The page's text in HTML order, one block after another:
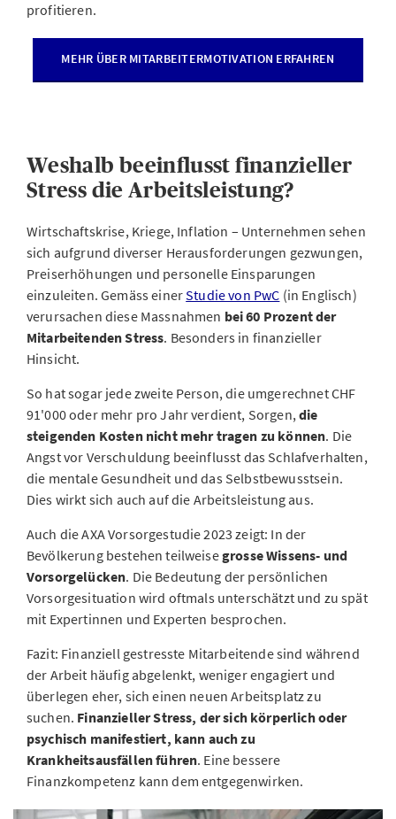
profitieren.
MEHR ÜBER MITARBEITERMOTIVATION ERFAHREN
Weshalb beeinflusst finanzieller
Stress die Arbeitsleistung?
Wirtschaftskrise, Kriege, Inflation – Unternehmen sehen
sich aufgrund diverser Herausforderungen gezwungen,
Preiserhöhungen und personelle Einsparungen
einzuleiten. Gemäss einerStudie von PwC (in Englisch)
verursachen diese Massnahmen bei 60 Prozent der
Mitarbeitenden Stress. Besonders in finanzieller
Hinsicht.
So hat sogar jede zweite Person, die umgerechnet CHF
91'000 oder mehr pro Jahr verdient, Sorgen,die
steigenden Kosten nicht mehr tragen zu können. Die
Angst vor Verschuldung beeinflusst das Schlafverhalten,
die mentale Gesundheit und das Selbstbewusstsein.
Dies wirkt sich auch auf die Arbeitsleistung aus.
Auch die AXA Vorsorgestudie 2023 zeigt: In der
Bevölkerung bestehen teilweisegrosse Wissens- und
Vorsorgelücken. Die Bedeutung der persönlichen
Vorsorgesituation wird oftmals unterschätzt und zu spät
mit Expertinnen und Experten besprochen.
Fazit: Finanziell gestresste Mitarbeitende sind während
der Arbeit häufig abgelenkt, weniger engagiert und
überlegen eher, sich einen neuen Arbeitsplatz zu
suchen. Finanzieller Stress, der sich körperlich oder
psychisch manifestiert, kann auch zu
Krankheitsausfällen führen. Eine bessere
Finanzkompetenz kann dem entgegenwirken.